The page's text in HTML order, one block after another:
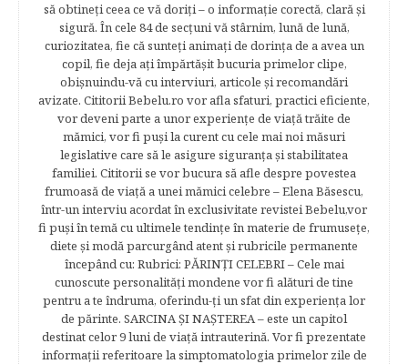
să obtineţi ceea ce vă doriţi – o informaţie corectă, clară şi
sigură. În cele 84 de secțuni vă stârnim, lună de lună,
curiozitatea, fie că sunteţi animaţi de dorinţa de a avea un
copil, fie deja aţi împărtăşit bucuria primelor clipe,
obişnuindu-vă cu interviuri, articole şi recomandări
avizate. Cititorii Bebelu.ro vor afla sfaturi, practici eficiente,
vor deveni parte a unor experienţe de viaţă trăite de
mămici, vor fi puşi la curent cu cele mai noi măsuri
legislative care să le asigure siguranţa şi stabilitatea
familiei. Cititorii se vor bucura să afle despre povestea
frumoasă de viață a unei mămici celebre – Elena Băsescu,
într-un interviu acordat în exclusivitate revistei Bebelu,vor
fi puşi în temă cu ultimele tendinţe în materie de frumuseţe,
diete şi modă parcurgând atent şi rubricile permanente
începând cu: Rubrici: PĂRINŢI CELEBRI – Cele mai
cunoscute personalităţi mondene vor fi alături de tine
pentru a te îndruma, oferindu-ţi un sfat din experienţa lor
de părinte. SARCINA ŞI NAŞTEREA – este un capitol
destinat celor 9 luni de viaţă intrauterină. Vor fi prezentate
informaţii referitoare la simptomatologia primelor zile de